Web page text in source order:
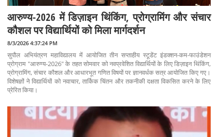
आरुण्य-2026 में डिज़ाइन थिंकिंग, प्रोग्रामिंग और संचार
कौशल पर विद्यार्थियों को मिला मार्गदर्शन
8/3/2026 4:37:24 PM
सुपौल अभियंत्रण महाविद्यालय में आयोजित तीन सप्ताहीय स्टूडेंट इंडक्शन-कम-फाउंडेशन
प्रोग्राम "आरुण्य-2026" के तहत सोमवार को नवप्रवेशित विद्यार्थियों के लिए डिज़ाइन थिंकिंग,
प्रोग्रामिंग, संचार कौशल और आधारभूत गणित विषयों पर ज्ञानवर्धक सत्र आयोजित किए गए।
विशेषज्ञों ने विद्यार्थियों को नवाचार, तार्किक चिंतन और तकनीकी दक्षता विकसित करने के लिए
प्रेरित किया।